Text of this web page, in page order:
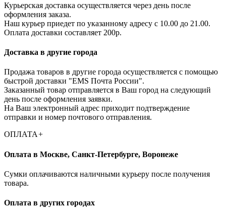
Курьерская доставка осуществляется через день после
оформления заказа.
Наш курьер приедет по указанному адресу с 10.00 до 21.00.
Оплата доставки составляет 200р.
Доставка в другие города
Продажа товаров в другие города осуществляется с помощью
быстрой доставки "EMS Почта России".
Заказанный товар отправляется в Ваш город на следующий
день после оформления заявки.
На Ваш электронный адрес приходит подтверждение
отправки и номер почтового отправления.
ОПЛАТА+
Оплата в Москве, Санкт-Петербурге, Воронеже
Cумки оплачиваются наличными курьеру после получения
товара.
Оплата в других городах